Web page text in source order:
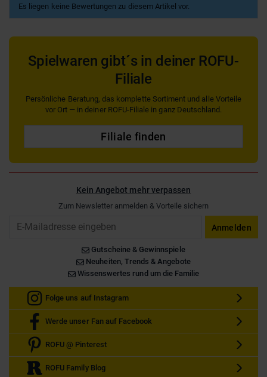
Es liegen keine Bewertungen zu diesem Artikel vor.
Spielwaren gibt´s in deiner ROFU-
Filiale
Persönliche Beratung, das komplette Sortiment und alle Vorteile
vor Ort — in deiner ROFU-Filiale in ganz Deutschland.
Filiale finden
Kein Angebot mehr verpassen
Zum Newsletter anmelden & Vorteile sichern
Anmelden
Gutscheine & Gewinnspiele
Neuheiten, Trends & Angebote
Wissenswertes rund um die Familie
Folge uns auf Instagram
Werde unser Fan auf Facebook
ROFU @ Pinterest
ROFU Family Blog